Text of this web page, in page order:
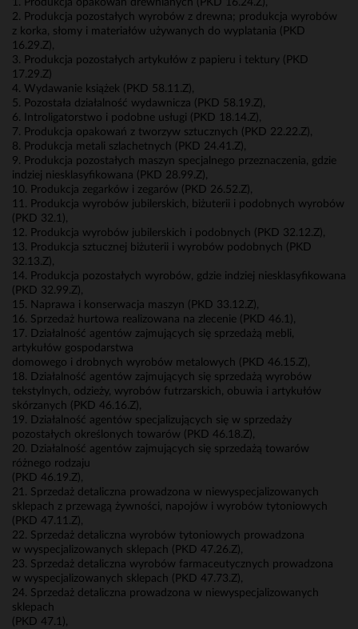
1. Produkcja opakowań drewnianych (PKD 16.24.Z),
2. Produkcja pozostałych wyrobów z drewna; produkcja wyrobów
z korka, słomy i materiałów używanych do wyplatania (PKD
16.29.Z),
3. Produkcja pozostałych artykułów z papieru i tektury (PKD
17.29.Z)
4. Wydawanie książek (PKD 58.11.Z),
5. Pozostała działalność wydawnicza (PKD 58.19.Z),
6. Introligatorstwo i podobne usługi (PKD 18.14.Z),
7. Produkcja opakowań z tworzyw sztucznych (PKD 22.22.Z),
8. Produkcja metali szlachetnych (PKD 24.41.Z),
9. Produkcja pozostałych maszyn specjalnego przeznaczenia, gdzie
indziej niesklasyfikowana (PKD 28.99.Z),
10. Produkcja zegarków i zegarów (PKD 26.52.Z),
11. Produkcja wyrobów jubilerskich, biżuterii i podobnych wyrobów
(PKD 32.1),
12. Produkcja wyrobów jubilerskich i podobnych (PKD 32.12.Z),
13. Produkcja sztucznej biżuterii i wyrobów podobnych (PKD
32.13.Z),
14. Produkcja pozostałych wyrobów, gdzie indziej niesklasyfikowana
(PKD 32.99.Z),
15. Naprawa i konserwacja maszyn (PKD 33.12.Z),
16. Sprzedaż hurtowa realizowana na zlecenie (PKD 46.1),
17. Działalność agentów zajmujących się sprzedażą mebli,
artykułów gospodarstwa
domowego i drobnych wyrobów metalowych (PKD 46.15.Z),
18. Działalność agentów zajmujących się sprzedażą wyrobów
tekstylnych, odzieży, wyrobów futrzarskich, obuwia i artykułów
skórzanych (PKD 46.16.Z),
19. Działalność agentów specjalizujących się w sprzedaży
pozostałych określonych towarów (PKD 46.18.Z),
20. Działalność agentów zajmujących się sprzedażą towarów
różnego rodzaju
(PKD 46.19.Z),
21. Sprzedaż detaliczna prowadzona w niewyspecjalizowanych
sklepach z przewagą żywności, napojów i wyrobów tytoniowych
(PKD 47.11.Z),
22. Sprzedaż detaliczna wyrobów tytoniowych prowadzona
w wyspecjalizowanych sklepach (PKD 47.26.Z),
23. Sprzedaż detaliczna wyrobów farmaceutycznych prowadzona
w wyspecjalizowanych sklepach (PKD 47.73.Z),
24. Sprzedaż detaliczna prowadzona w niewyspecjalizowanych
sklepach
(PKD 47.1),